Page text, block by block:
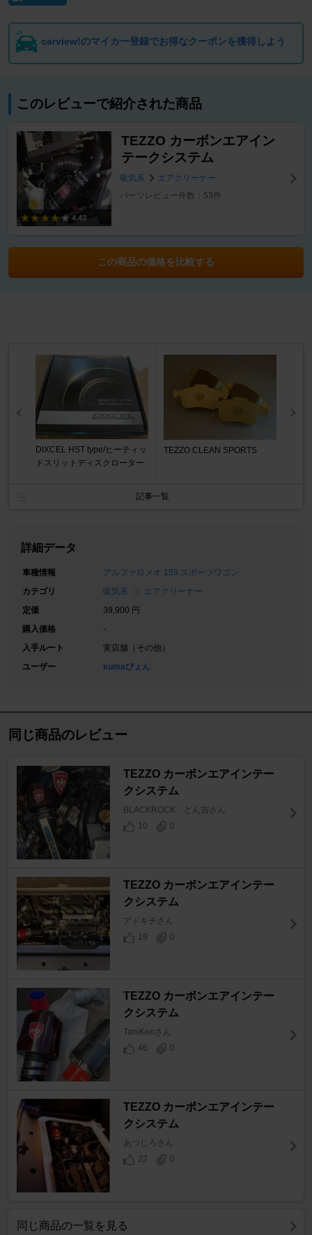
carview!のマイカー登録でお得なクーポンを獲得しよう
このレビューで紹介された商品
4.43
TEZZO カーボンエアイン
テークシステム
吸気系
エアクリーナー
パーツレビュー件数：53件
この商品の価格を比較する
DIXCEL HST type/ヒーティッ
ドスリットディスクローター
TEZZO CLEAN SPORTS
記事一覧
詳細データ
車種情報
アルファロメオ 159 スポーツワゴン
カテゴリ
吸気系
エアクリーナー
定価
39,900 円
購入価格
-
入手ルート
実店舗（その他）
ユーザー
kumaぴょん
同じ商品のレビュー
TEZZO カーボンエアインテー
クシステム
BLACKROCK どん吉さん
10
0
TEZZO カーボンエアインテー
クシステム
アドキチさん
19
0
TEZZO カーボンエアインテー
クシステム
TaniKenさん
46
0
TEZZO カーボンエアインテー
クシステム
あつじろさん
22
0
同じ商品の一覧を見る